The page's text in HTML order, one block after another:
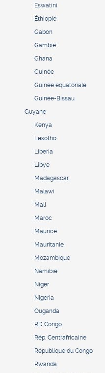
Eswatini
Éthiopie
Gabon
Gambie
Ghana
Guinée
Guinée équatoriale
Guinée-Bissau
Guyane
Kenya
Lesotho
Liberia
Libye
Madagascar
Malawi
Mali
Maroc
Maurice
Mauritanie
Mozambique
Namibie
Niger
Nigeria
Ouganda
RD Congo
Rép. Centrafricaine
République du Congo
Rwanda